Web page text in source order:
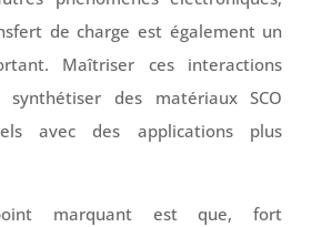
de charge est également un
Maîtriser ces interactions
des matériaux SCO
avec des applications plus
marquant est que, fort